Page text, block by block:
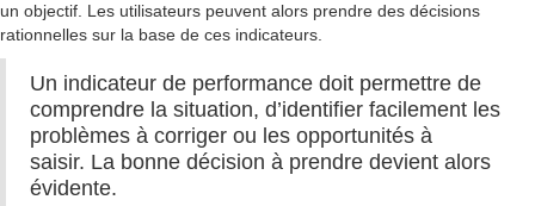
un objectif. Les utilisateurs peuvent alors prendre des décisions
rationnelles sur la base de ces indicateurs.
Un indicateur de performance doit permettre de
comprendre la situation, d’identifier facilement les
problèmes à corriger ou les opportunités à
saisir. La bonne décision à prendre devient alors
évidente.